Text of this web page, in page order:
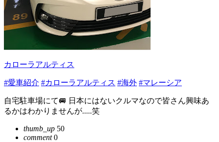
カローラアルティス
#愛車紹介 #カローラアルティス #海外 #マレーシア
自宅駐車場にて🚐 日本にはないクルマなので皆さん興味あ
るかはわかりませんが.....笑
thumb_up 50
comment0